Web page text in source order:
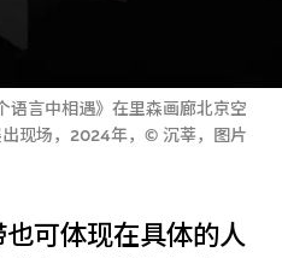
语言中相遇》在里森画廊北京空
现场，2024年，© 沉莘，图片
可体现在具体的人